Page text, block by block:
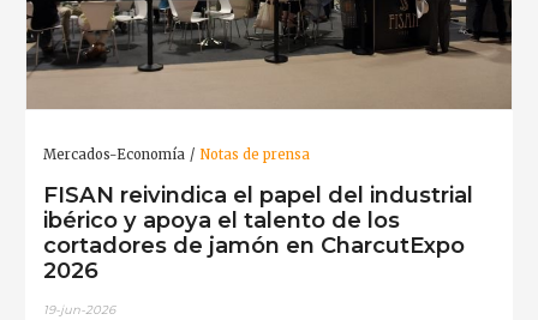
Mercados-Economía Notas de prensa
FISAN reivindica el papel del industrial
ibérico y apoya el talento de los
cortadores de jamón en CharcutExpo
2026
19-jun-2026